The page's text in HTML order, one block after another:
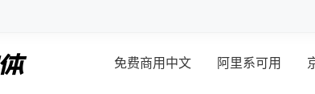
免费商用中文 阿里系可用